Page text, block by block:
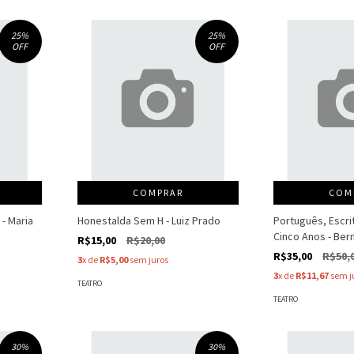
25%
OFF
Maria
25%
OFF
COMPRAR
Honestalda Sem H - Luiz Prado
R$15,00
R$20,00
3x de R$5,00sem juros
TEATRO
Português,
Cinco Anos -
R$35,00
3x de R$11,67 sem
TEATRO
30%
30%